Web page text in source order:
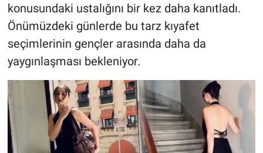
konusundaki ustalığını bir kez daha kanıtladı.
Önümüzdeki günlerde bu tarz kıyafet
seçimlerinin gençler arasında daha da
yaygınlaşması bekleniyor.